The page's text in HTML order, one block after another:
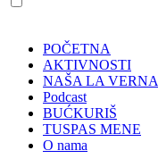
POČETNA
AKTIVNOSTI
NAŠA LA VERNA
Podcast
BUĆKURIŠ
TUSPAS MENE
O nama